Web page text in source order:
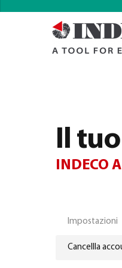
Il
INDECO
Impostazioni
Cancellla